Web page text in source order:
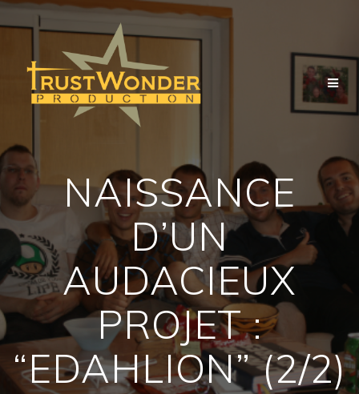
Skip
content
NAISSANCE
D’UN
AUDACIEUX
PROJET :
“EDAHLION” (2/2)